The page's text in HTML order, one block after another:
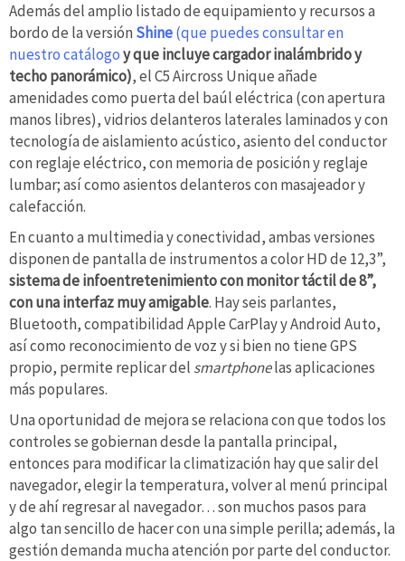
Además del amplio listado de equipamiento y recursos a
bordo de la versión Shine(que puedes consultar en
nuestro catálogoy que incluye cargador inalámbrido y
techo panorámico), el C5 Aircross Unique añade
amenidades como puerta del baúl eléctrica (con apertura
manos libres), vidrios delanteros laterales laminados y con
tecnología de aislamiento acústico, asiento del conductor
con reglaje eléctrico, con memoria de posición y reglaje
lumbar; así como asientos delanteros con masajeador y
calefacción.
En cuanto a multimedia y conectividad, ambas versiones
disponen de pantalla de instrumentos a color HD de 12,3”,
sistema de infoentretenimiento con monitor táctil de 8”,
con una interfaz muy amigable. Hay seis parlantes,
Bluetooth, compatibilidad Apple CarPlay y Android Auto,
así como reconocimiento de voz y si bien no tiene GPS
propio, permite replicar del smartphonelas aplicaciones
más populares.
Una oportunidad de mejora se relaciona con que todos los
controles se gobiernan desde la pantalla principal,
entonces para modificar la climatización hay que salir del
navegador, elegir la temperatura, volver al menú principal
y de ahí regresar al navegador… son muchos pasos para
algo tan sencillo de hacer con una simple perilla; además, la
gestión demanda mucha atención por parte del conductor.